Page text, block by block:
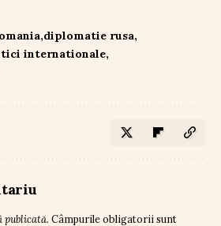
diplomatie rusa
internationale
publicată. Câmpurile obligatorii sunt